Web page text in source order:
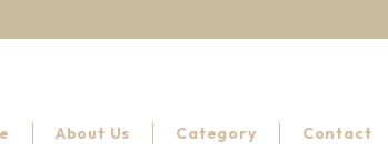
About Us Category Contact